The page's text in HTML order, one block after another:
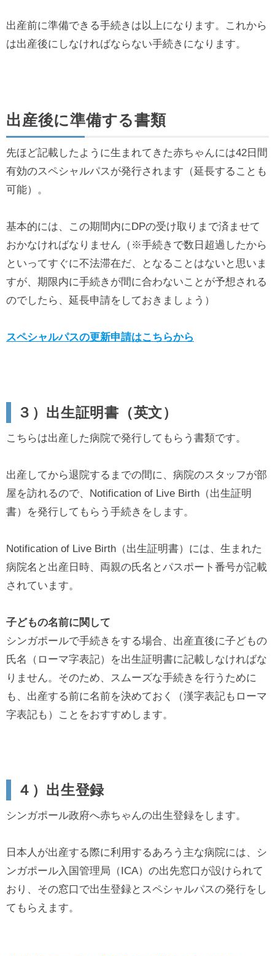
出産前に準備できる手続きは以上になります。これから
は出産後にしなければならない手続きになります。
出産後に準備する書類
先ほど記載したように生まれてきた赤ちゃんには42日間
有効のスペシャルパスが発行されます（延長することも
可能）。
基本的には、この期間内にDPの受け取りまで済ませて
おかなければなりません（※手続きで数日超過したから
といってすぐに不法滞在だ、となることはないと思いま
すが、期限内に手続きが間に合わないことが予想される
のでしたら、延長申請をしておきましょう）
スペシャルパスの更新申請はこちらから
３）出生証明書（英文）
こちらは出産した病院で発行してもらう書類です。
出産してから退院するまでの間に、病院のスタッフが部
屋を訪れるので、Notification of Live Birth（出生証明
書）を発行してもらう手続きをします。
Notification of Live Birth（出生証明書）には、生まれた
病院名と出産日時、両親の氏名とパスポート番号が記載
されています。
子どもの名前に関して
シンガポールで手続きをする場合、出産直後に子どもの
氏名（ローマ字表記）を出生証明書に記載しなければな
りません。そのため、スムーズな手続きを行うために
も、出産する前に名前を決めておく（漢字表記もローマ
字表記も）ことをおすすめします。
４）出生登録
シンガポール政府へ赤ちゃんの出生登録をします。
日本人が出産する際に利用するあろう主な病院には、シ
ンガポール入国管理局（ICA）の出先窓口が設けられて
おり、その窓口で出生登録とスペシャルパスの発行をし
てもらえます。